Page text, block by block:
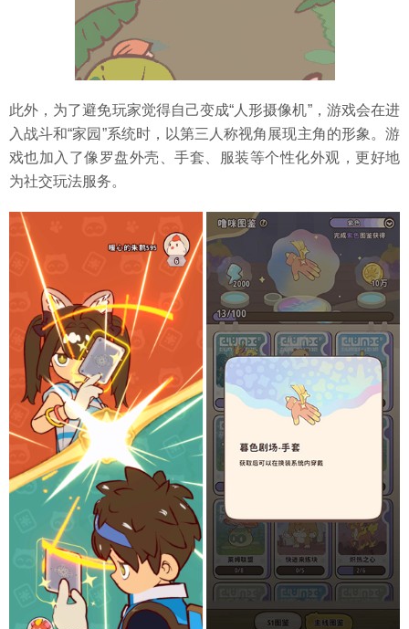
此外，为了避免玩家觉得自己变成“人形摄像机”，游戏会在进
入战斗和“家园”系统时，以第三人称视角展现主角的形象。游
戏也加入了像罗盘外壳、手套、服装等个性化外观，更好地
为社交玩法服务。